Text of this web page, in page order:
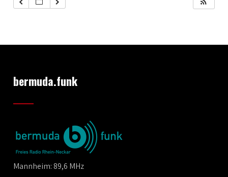
bermuda.funk
Mannheim: 89,6 MHz